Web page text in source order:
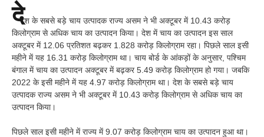
देश के सबसे बड़े चाय उत्पादक राज्य असम ने भी अक्टूबर में 10.43 करोड़
किलोग्राम से अधिक चाय का उत्पादन किया। देश में चाय का उत्पादन इस साल
अक्टूबर में 12.06 प्रतिशत बढ़कर 1.828 करोड़ किलोग्राम रहा। पिछले साल इसी
महीने में यह 16.31 करोड़ किलोग्राम था। चाय बोर्ड के आंकड़ों के अनुसार, पश्चिम
बंगाल में चाय का उत्पादन अक्टूबर में बढ़कर 5.49 करोड़ किलोग्राम हो गया। जबकि
2022 के इसी महीने में यह 4.97 करोड़ किलोग्राम था। देश के सबसे बड़े चाय
उत्पादक राज्य असम ने भी अक्टूबर में 10.43 करोड़ किलोग्राम से अधिक चाय का
उत्पादन किया।
पिछले साल इसी महीने में राज्य में 9.07 करोड़ किलोग्राम चाय का उत्पादन हुआ था।